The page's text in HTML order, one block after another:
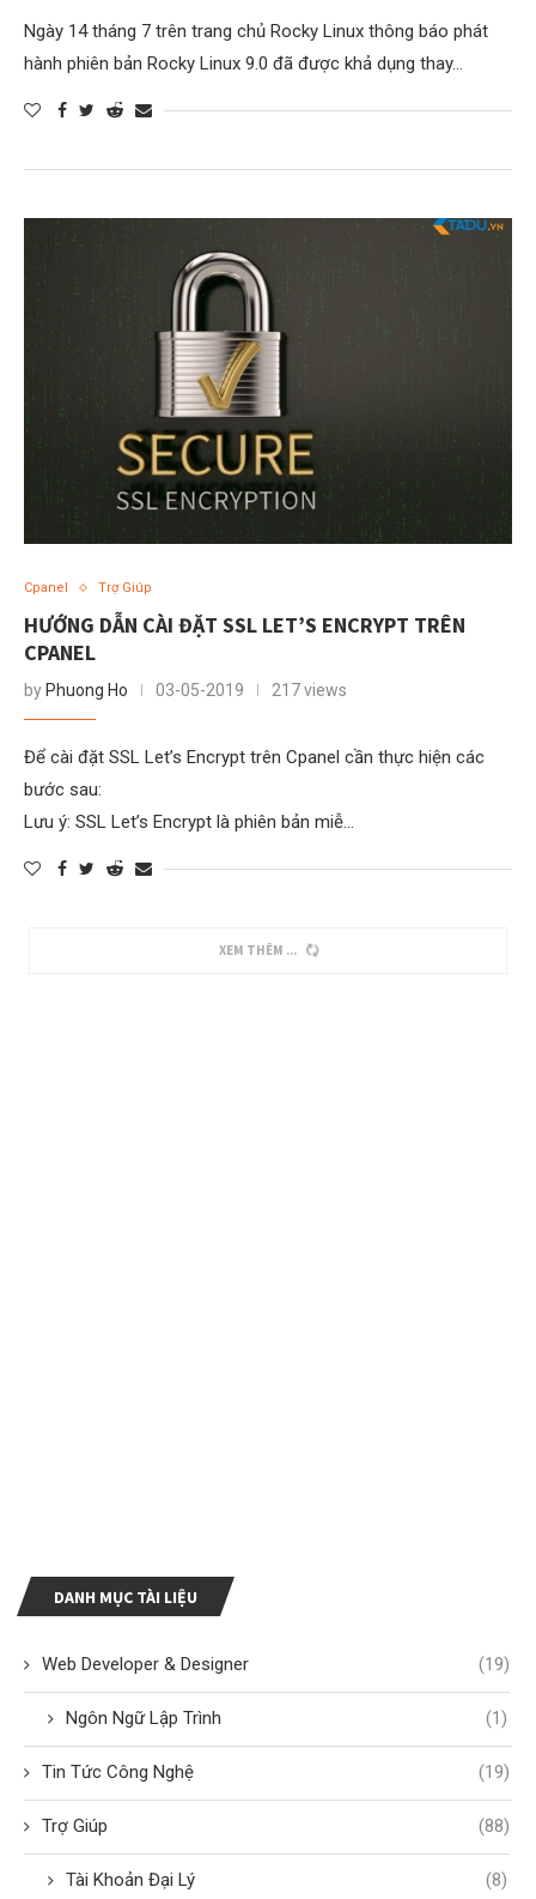
Ngày 14 tháng 7 trên trang chủ Rocky Linux thông báo phát
hành phiên bản Rocky Linux 9.0 đã được khả dụng thay…
Cpanel Trợ Giúp
HƯỚNG DẪN CÀI ĐẶT SSL LET’S ENCRYPT TRÊN
CPANEL
by Phuong Ho 03-05-2019 217 views
Để cài đặt SSL Let’s Encrypt trên Cpanel cần thực hiện các
bước sau:
Lưu ý: SSL Let’s Encrypt là phiên bản miễ…
XEM THÊM
DANH MỤC TÀI LIỆU
Web Developer & Designer (19)
Ngôn Ngữ Lập Trình (1)
Tin Tức Công Nghệ (19)
Trợ Giúp (88)
Tài Khoản Đại Lý (8)